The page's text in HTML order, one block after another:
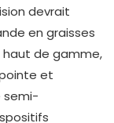
devrait
en graisses
haut de gamme,
et
semi-